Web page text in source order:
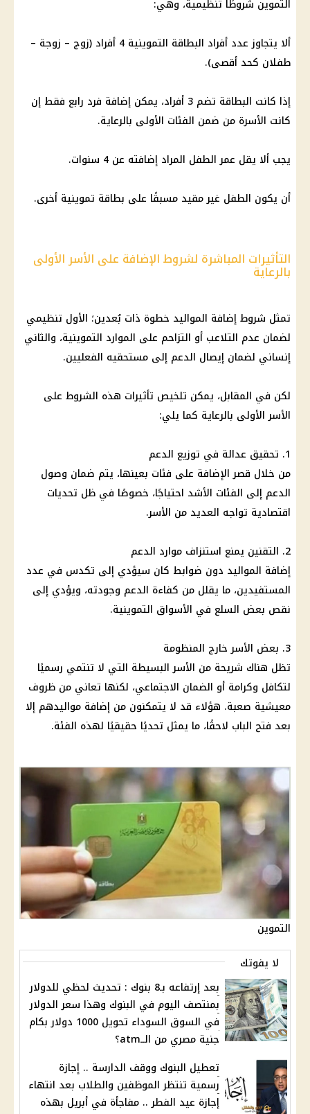
التموين شروطًا تنظيمية، وهي:
ألا يتجاوز عدد أفراد البطاقة التموينية 4 أفراد (زوج – زوجة –
طفلان كحد أقصى).
إذا كانت البطاقة تضم 3 أفراد، يمكن إضافة فرد رابع فقط إن
كانت الأسرة من ضمن الفئات الأولى بالرعاية.
يجب ألا يقل عمر الطفل المراد إضافته عن 4 سنوات.
أن يكون الطفل غير مقيد مسبقًا على بطاقة تموينية أخرى.
التأثيرات المباشرة لشروط الإضافة على الأسر الأولى
بالرعاية
تمثل شروط إضافة المواليد خطوة ذات بُعدين؛ الأول تنظيمي
لضمان عدم التلاعب أو التزاحم على الموارد التموينية، والثاني
إنساني لضمان إيصال الدعم إلى مستحقيه الفعليين.
لكن في المقابل، يمكن تلخيص تأثيرات هذه الشروط على
الأسر الأولى بالرعاية كما يلي:
1. تحقيق عدالة في توزيع الدعم
من خلال قصر الإضافة على فئات بعينها، يتم ضمان وصول
الدعم إلى الفئات الأشد احتياجًا، خصوصًا في ظل تحديات
اقتصادية تواجه العديد من الأسر.
2. التقنين يمنع استنزاف موارد الدعم
إضافة المواليد دون ضوابط كان سيؤدي إلى تكدس في عدد
المستفيدين، ما يقلل من كفاءة الدعم وجودته، ويؤدي إلى
نقص بعض السلع في الأسواق التموينية.
3. بعض الأسر خارج المنظومة
تظل هناك شريحة من الأسر البسيطة التي لا تنتمي رسميًا
لتكافل وكرامة أو الضمان الاجتماعي، لكنها تعاني من ظروف
معيشية صعبة. هؤلاء قد لا يتمكنون من إضافة مواليدهم إلا
بعد فتح الباب لاحقًا، ما يمثل تحديًا حقيقيًا لهذه الفئة.
التموين
لا يفوتك
بعد إرتفاعه بـ8 بنوك : تحديث لحظي للدولار
بمنتصف اليوم في البنوك وهذا سعر الدولار
في السوق السوداء تحويل 1000 دولار بكام
جنية مصري من الــatm؟
تعطيل البنوك ووقف الدارسة .. إجازة
رسمية تنتظر الموظفين والطلاب بعد انتهاء
إجازة عيد الفطر .. مفاجأة في أبريل بهذه